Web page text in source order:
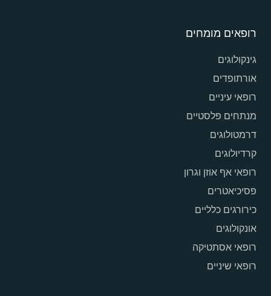
רופאים מומחים
גינקולוגים
אורתופדים
רופאי עיניים
מנתחים פלסטיים
דרמטולוגים
קרדיולוגים
רופאי אף אוזן וגרון
פסיכיאטרים
כירורגים כלליים
אונקולוגים
רופאי אסתטיקה
רופאי שיניים